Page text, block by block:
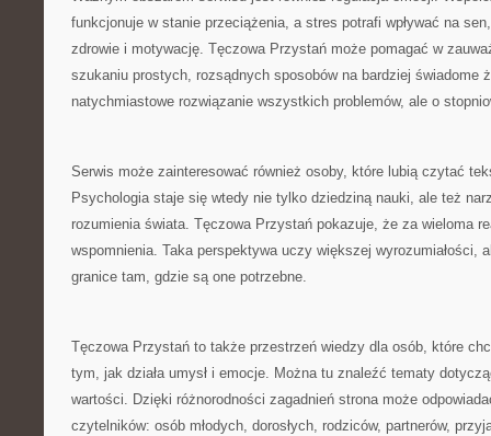
funkcjonuje w stanie przeciążenia, a stres potrafi wpływać na
zdrowie i motywację. Tęczowa Przystań może pomagać w
szukaniu prostych, rozsądnych sposobów na bardziej świadome
natychmiastowe rozwiązanie wszystkich problemów, ale o
Serwis może zainteresować również osoby, które lubią czytać
Psychologia staje się wtedy nie tylko dziedziną nauki, ale też
rozumienia świata. Tęczowa Przystań pokazuje, że za wieloma
wspomnienia. Taka perspektywa uczy większej wyrozumiałości,
granice tam, gdzie są one potrzebne.
Tęczowa Przystań to także przestrzeń wiedzy dla osób, które
tym, jak działa umysł i emocje. Można tu znaleźć tematy
wartości. Dzięki różnorodności zagadnień strona może
czytelników: osób młodych, dorosłych, rodziców, partnerów,